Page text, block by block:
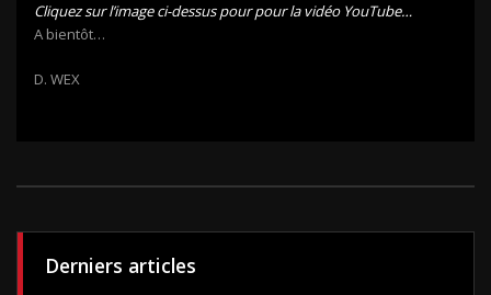
Cliquez sur l’image ci-dessus pour pour la vidéo YouTube…
A bientôt…
D. WEX
Derniers articles